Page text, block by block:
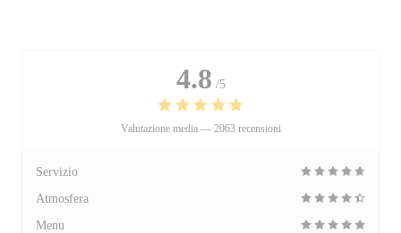
4.8 /5
Valutazione media — 2063 recensioni
Servizio
Atmosfera
Menu